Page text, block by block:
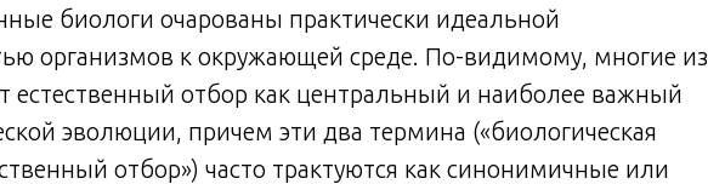
биологи очарованы практически идеальной
организмов к окружающей среде. По-видимому, многие из
естественный отбор как центральный и наиболее важный
эволюции, причем эти два термина («биологическая
отбор») часто трактуются как синонимичные или